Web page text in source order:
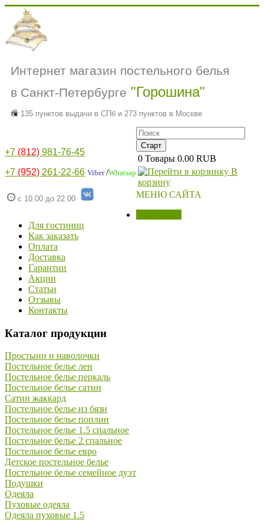
Интернет магазин постельного белья
в Санкт-Петербурге "Горошина"
135 пунктов выдачи в СПб и 273 пунктов в Москве
+7 (812) 981-76-45
+7 (952) 261-22-66 Viber/Whatsap
с 10.00 до 22.00
0 Товары 0.00 RUB
В
корзину
МЕНЮ САЙТА
Для гостиниц
Как заказать
Оплата
Доставка
Гарантии
Акции
Статьи
Отзывы
Контакты
Каталог продукции
Простыни и наволочки
Постельное белье лен
Постельное белье перкаль
Постельное белье сатин
Сатин жаккард
Постельное белье из бязи
Постельное белье поплин
Постельное белье 1.5 спальное
Постельное белье 2 спальное
Постельное белье евро
Детское постельное белье
Постельное белье семейное дуэт
Подушки
Одеяла
Пуховые одеяла
Одеяла пуховые 1.5